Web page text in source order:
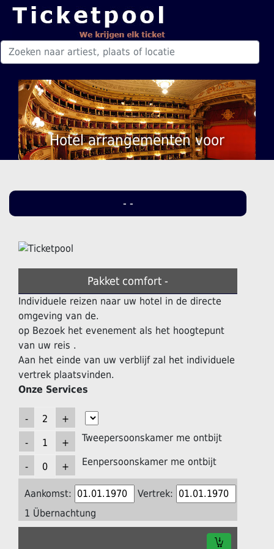
Hotel arrangementen voor
- -
Pakket comfort -
Individuele reizen naar uw hotel in de directe
omgeving van de.
op Bezoek het evenement als het hoogtepunt
van uw reis .
Aan het einde van uw verblijf zal het individuele
vertrek plaatsvinden.
Onze Services
Tweepersoonskamer me ontbijt
Eenpersoonskamer me ontbijt
Aankomst:
Vertrek:
1 Übernachtung